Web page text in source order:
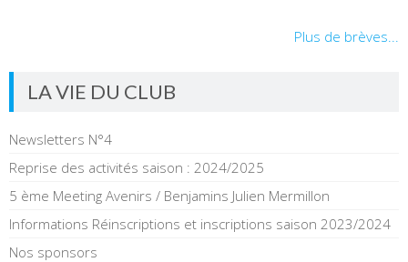
Plus de brèves...
LA VIE DU CLUB
Newsletters N°4
Reprise des activités saison : 2024/2025
5 ème Meeting Avenirs / Benjamins Julien Mermillon
Informations Réinscriptions et inscriptions saison 2023/2024
Nos sponsors